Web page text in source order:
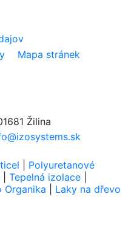
Mapa stránek
Žilina
Polyuretanové
Tepelná izolace
Organika
Laky na dřevo